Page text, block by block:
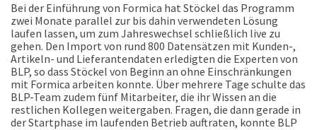
Bei der Einführung von Formica hat Stöckel das Programm
zwei Monate parallel zur bis dahin verwendeten Lösung
laufen lassen, um zum Jahreswechsel schließlich live zu
gehen. Den Import von rund 800 Datensätzen mit Kunden-,
Artikeln- und Lieferantendaten erledigten die Experten von
BLP, so dass Stöckel von Beginn an ohne Einschränkungen
mit Formica arbeiten konnte. Über mehrere Tage schulte das
BLP-Team zudem fünf Mitarbeiter, die ihr Wissen an die
restlichen Kollegen weitergaben. Fragen, die dann gerade in
der Startphase im laufenden Betrieb auftraten, konnte BLP